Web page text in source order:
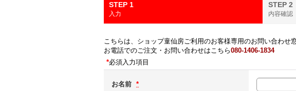
STEP 1
入力
STEP 2
内容確認
こちらは、ショップ童仙房ご利用のお客様専用のお問い合わせ窓
お電話でのご注文・お問い合わせはこちら080-1406-1834
*必須入力項目
お名前 *